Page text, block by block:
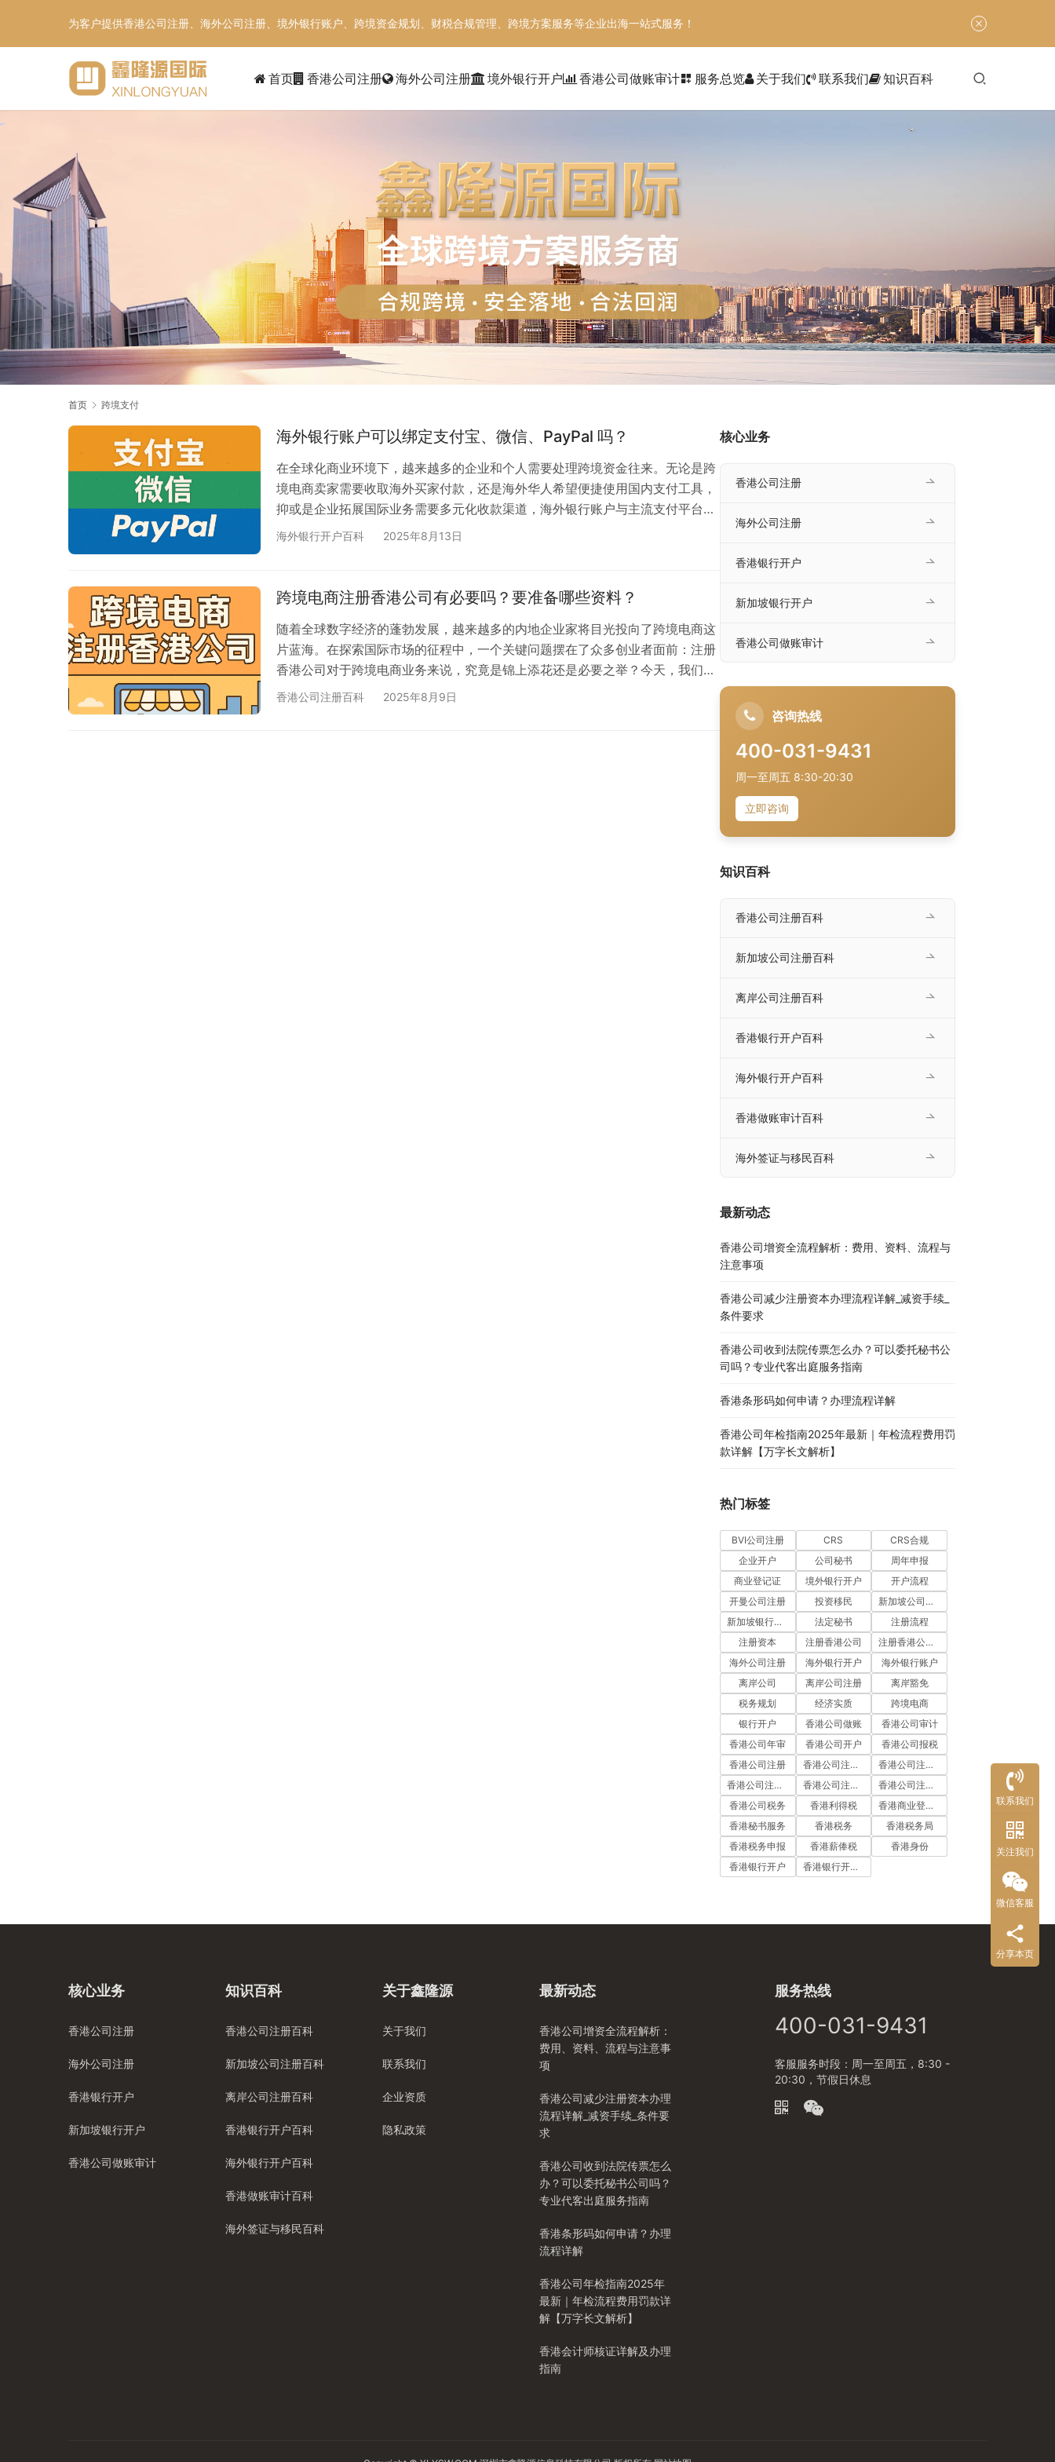
为客户提供香港公司注册、海外公司注册、境外银行账户、跨境资金规划、财税合规管理、跨境方案服务等企业出海一站式服务！
首页 香港公司注册 海外公司注册 境外银行开户 香港公司做账审计dashboard_customize 服务总览 关于我们 联系我们 知识百科
首页 跨境支付
海外银行账户可以绑定支付宝、微信、PayPal 吗？
在全球化商业环境下，越来越多的企业和个人需要处理跨境资金往来。无论是跨
境电商卖家需要收取海外买家付款，还是海外华人希望便捷使用国内支付工具，
抑或是企业拓展国际业务需要多元化收款渠道，海外银行账户与主流支付平台的
连通性都显得至关重要。 然而，许多客户在开设海外银行账户前，往往对”能否
业务开展受阻。 本文将详细解析海外银行账户绑定主…
海外银行开户百科 2025年8月13日
跨境电商注册香港公司有必要吗？要准备哪些资料？
随着全球数字经济的蓬勃发展，越来越多的内地企业家将目光投向了跨境电商这
片蓝海。在探索国际市场的征程中，一个关键问题摆在了众多创业者面前：注册
香港公司对于跨境电商业务来说，究竟是锦上添花还是必要之举？今天，我们将
从多个维度深入剖析这个问题，并为您详细介绍注册香港公司所需的各项资料和
香港公司注册百科 2025年8月9日
核心业务
香港公司注册
海外公司注册
香港银行开户
新加坡银行开户
香港公司做账审计
咨询热线
400-031-9431
周一至周五 8:30-20:30
立即咨询
知识百科
香港公司注册百科
新加坡公司注册百科
离岸公司注册百科
香港银行开户百科
海外银行开户百科
香港做账审计百科
海外签证与移民百科
最新动态
香港公司增资全流程解析：费用、资料、流程与
注意事项
香港公司减少注册资本办理流程详解_减资手续_
条件要求
香港公司收到法院传票怎么办？可以委托秘书公
司吗？专业代客出庭服务指南
香港条形码如何申请？办理流程详解
香港公司年检指南2025年最新｜年检流程费用罚
款详解【万字长文解析】
热门标签
BVI公司注册 CRS
CRS合规
企业开户
公司秘书
周年申报
商业登记证
境外银行开户
开户流程
开曼公司注册
投资移民
新加坡公司注册
新加坡银行开户
法定秘书
注册流程
注册资本
注册香港公司
注册香港公司流程
海外公司注册
海外银行开户
海外银行账户
离岸公司
离岸公司注册
离岸豁免
税务规划
经济实质
跨境电商
银行开户
香港公司做账
香港公司审计
香港公司年审
香港公司开户
香港公司报税
香港公司注册
香港公司注册代办
香港公司注册处
香港公司注册流程
香港公司注册费用
香港公司注册资料
香港公司税务
香港利得税
香港商业登记证
香港秘书服务
香港税务
香港税务局
香港税务申报
香港薪俸税
香港身份
香港银行开户
香港银行开户流程
核心业务
香港公司注册
海外公司注册
香港银行开户
新加坡银行开户
香港公司做账审计
知识百科
香港公司注册百科
新加坡公司注册百科
离岸公司注册百科
香港银行开户百科
海外银行开户百科
香港做账审计百科
海外签证与移民百科
关于鑫隆源
关于我们
联系我们
企业资质
隐私政策
最新动态
香港公司增资全流程解析：
费用、资料、流程与注意事
项
香港公司减少注册资本办理
流程详解_减资手续_条件要
求
香港公司收到法院传票怎么
办？可以委托秘书公司吗？
专业代客出庭服务指南
香港条形码如何申请？办理
流程详解
香港公司年检指南2025年
最新｜年检流程费用罚款详
解【万字长文解析】
香港会计师核证详解及办理
指南
服务热线
400-031-9431
客服服务时段：周一至周五，8:30 -
20:30，节假日休息
联系我们
关注我们
微信客服
分享本页